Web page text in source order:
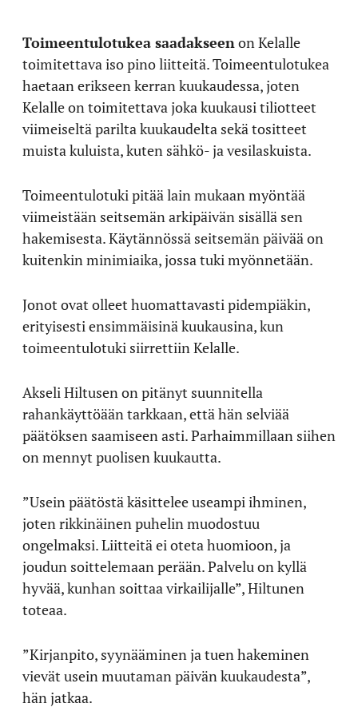
Toimeentulotukea saadakseenon Kelalle
toimitettava iso pino liitteitä. Toimeentulotukea
haetaan erikseen kerran kuukaudessa, joten
Kelalle on toimitettava joka kuukausi tiliotteet
viimeiseltä parilta kuukaudelta sekä tositteet
muista kuluista, kuten sähkö- ja vesilaskuista.
Toimeentulotuki pitää lain mukaan myöntää
viimeistään seitsemän arkipäivän sisällä sen
hakemisesta. Käytännössä seitsemän päivää on
kuitenkin minimiaika, jossa tuki myönnetään.
Jonot ovat olleet huomattavasti pidempiäkin,
erityisesti ensimmäisinä kuukausina, kun
toimeentulotuki siirrettiin Kelalle.
Akseli Hiltusen on pitänyt suunnitella
rahankäyttöään tarkkaan, että hän selviää
päätöksen saamiseen asti. Parhaimmillaan siihen
on mennyt puolisen kuukautta.
”Usein päätöstä käsittelee useampi ihminen,
joten rikkinäinen puhelin muodostuu
ongelmaksi. Liitteitä ei oteta huomioon, ja
joudun soittelemaan perään. Palvelu on kyllä
hyvää, kunhan soittaa virkailijalle”, Hiltunen
toteaa.
”Kirjanpito, syynääminen ja tuen hakeminen
vievät usein muutaman päivän kuukaudesta”,
hän jatkaa.